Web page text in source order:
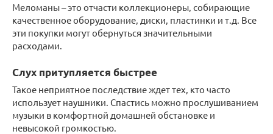
Меломаны – это отчасти коллекционеры, собирающие
качественное оборудование, диски, пластинки и т.д. Все
эти покупки могут обернуться значительными
расходами.
Слух притупляется быстрее
Такое неприятное последствие ждет тех, кто часто
использует наушники. Спастись можно прослушиванием
музыки в комфортной домашней обстановке и
невысокой громкостью.